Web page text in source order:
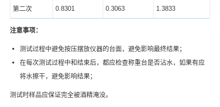
第二次 0.8301 0.3063 1.3833
注意事项：
测试过程中避免按压摆放仪器的台面，避免影响最终结果；
在每次测试过程中和结束后，都应检查称重台是否沾水，如果有应
将水擦干，避免影响结果；
测试时样品应保证完全被酒精淹没。